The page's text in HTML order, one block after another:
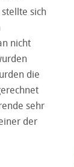
sich
nicht
die
sehr
der